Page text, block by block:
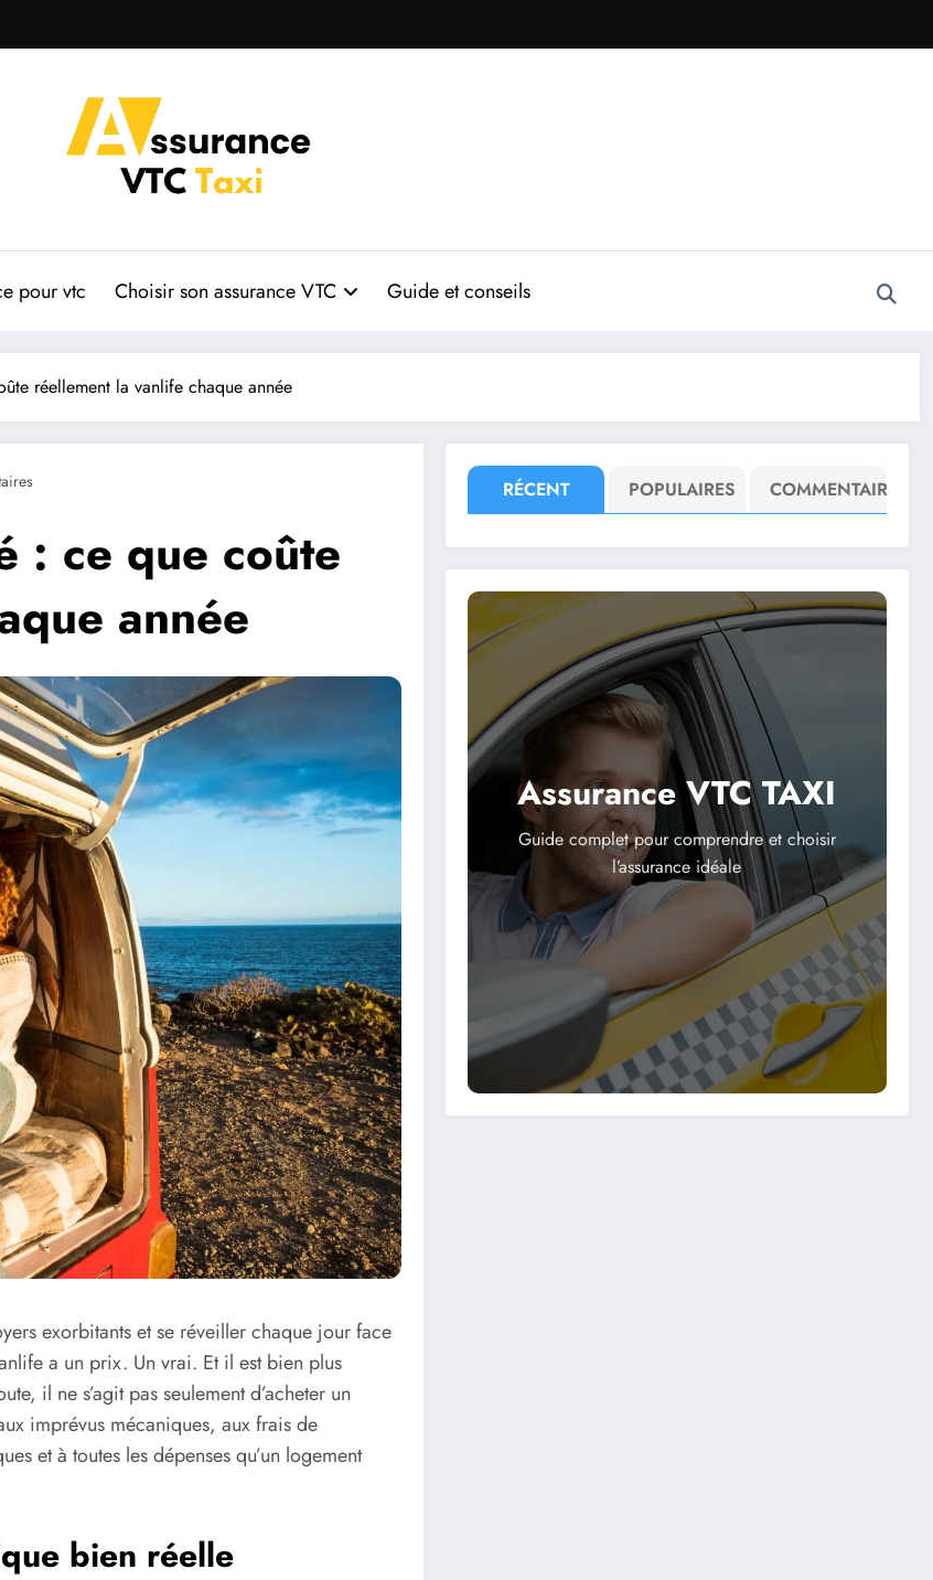
pour vtc Choisir son assurance VTC Guide et conseils
réellement la vanlife chaque année
: ce que coûte
année
exorbitants et se réveiller chaque jour face
a un prix. Un vrai. Et il est bien plus
il ne s’agit pas seulement d’acheter un
imprévus mécaniques, aux frais de
et à toutes les dépenses qu’un logement
bien réelle
RÉCENT POPULAIRES COMMENTAIRE
Assurance VTC TAXI
Guide complet pour comprendre et choisir
l’assurance idéale